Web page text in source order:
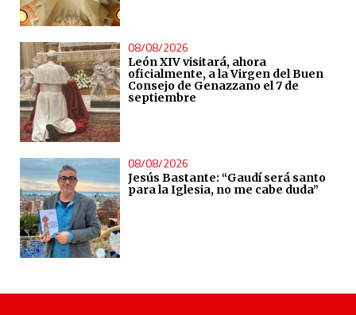
08/08/2026
León XIV visitará, ahora
oficialmente, a la Virgen del Buen
Consejo de Genazzano el 7 de
septiembre
08/08/2026
Jesús Bastante: “Gaudí será santo
para la Iglesia, no me cabe duda”